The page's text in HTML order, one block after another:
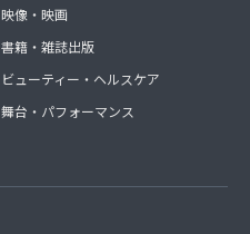
映像・映画
書籍・雑誌出版
ビューティー・ヘルスケア
舞台・パフォーマンス